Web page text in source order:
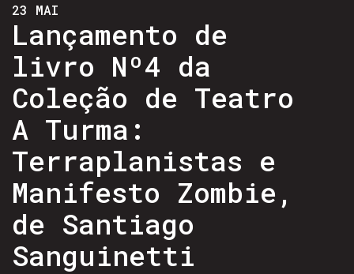
23 MAI
Lançamento de
livro Nº4 da
Coleção de Teatro
A Turma:
Terraplanistas e
Manifesto Zombie,
de Santiago
Sanguinetti